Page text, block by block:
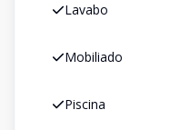
Lavabo
Mobiliado
Piscina